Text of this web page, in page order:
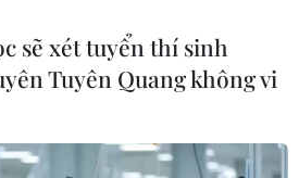
sẽ xét tuyển thí sinh
Tuyên Quang không vi